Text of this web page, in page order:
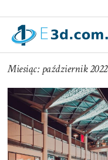
Miesiąc:październik 2022